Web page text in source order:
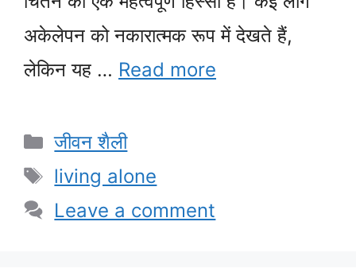
अकेलेपन को नकारात्मक रूप में देखते हैं,
लेकिन यह … Read more
Categories
जीवन शैली
Tags
living alone
Leave a comment